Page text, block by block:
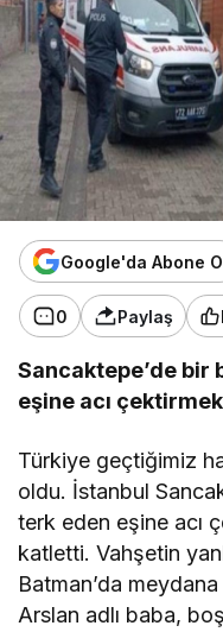
Google'da Abone
0 Paylaş
Sancaktepe’de bir
eşine acı
Türkiye geçtiğimiz
oldu. İstanbul
terk eden eşine acı
katletti. Vahşetin
Batman’da
Arslan adlı baba,